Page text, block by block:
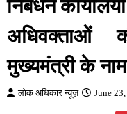
निबंधन
अधिवक्ताओं
मुख्यमंत्री के नाम
लोक अधिकार न्यूज़ June